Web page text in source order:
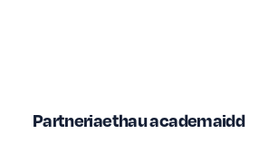
Partneriaethau academaidd